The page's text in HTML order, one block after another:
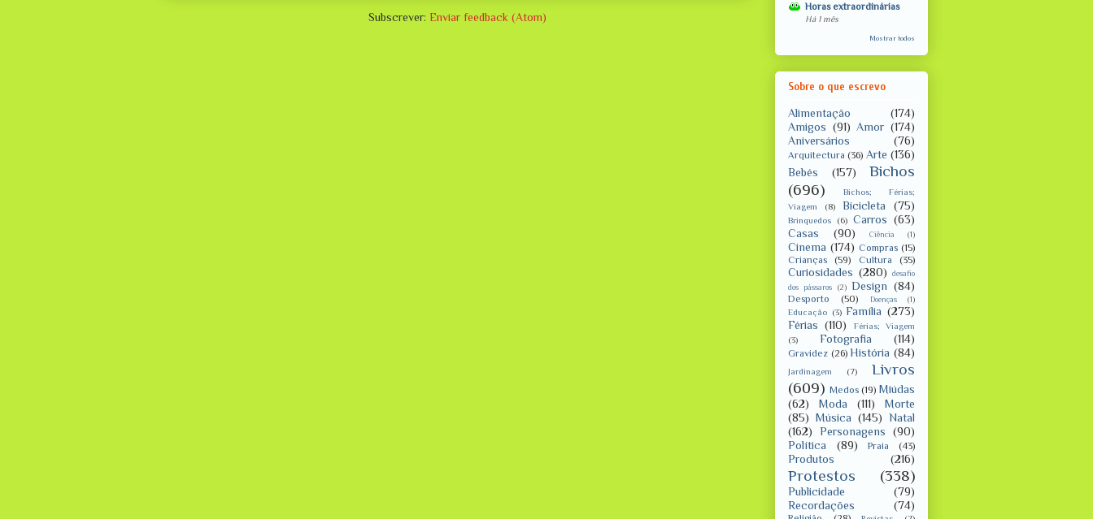
Subscrever: Enviar feedback (Atom)
Horas extraordinárias
Há 1 mês
Mostrar todos
Sobre o que escrevo
Alimentação
(174)
Amigos (91) Amor (174)
Aniversários
(76)
Arquitectura (36) Arte (136)
Bebés
(157)
Bichos
(696)
Bichos; Férias;
Viagem
(8) Bicicleta (75)
Brinquedos (6) Carros (63)
Casas
(90) Ciência (1)
Cinema (174) Compras (15)
Crianças
(59) Cultura (35)
Curiosidades (280)
desafio
dos pássaros
(2) Design (84)
Desporto (50) Doenças (1)
Educação (3) Família (273)
Férias (110)
Férias; Viagem
(3)
Fotografia (114)
Gravidez (26) História (84)
Jardinagem (7)
Livros
(609) Medos (19) Miúdas
(62)
Moda (111)
Morte
(85) Música (145) Natal
(162)
Personagens
(90)
Política
(89) Praia (43)
Produtos (216)
Protestos (338)
Publicidade
(79)
Recordações
(74)